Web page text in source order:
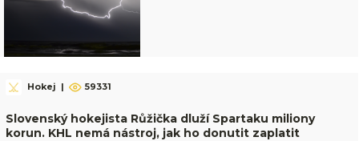
Hokej | 59331
Slovenský hokejista Růžička dluží Spartaku miliony
korun. KHL nemá nástroj, jak ho donutit zaplatit